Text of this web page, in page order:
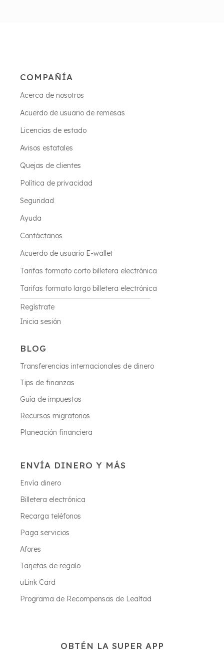
COMPAÑÍA
Acerca de nosotros
Acuerdo de usuario de remesas
Licencias de estado
Avisos estatales
Quejas de clientes
Política de privacidad
Seguridad
Ayuda
Contáctanos
Acuerdo de usuario E-wallet
Tarifas formato corto billetera electrónica
Tarifas formato largo billetera electrónica
Regístrate
Inicia sesión
BLOG
Transferencias internacionales de dinero
Tips de finanzas
Guía de impuestos
Recursos migratorios
Planeación financiera
ENVÍA DINERO Y MÁS
Envía dinero
Billetera electrónica
Recarga teléfonos
Paga servicios
Afores
Tarjetas de regalo
uLink Card
Programa de Recompensas de Lealtad
OBTÉN LA SUPER APP